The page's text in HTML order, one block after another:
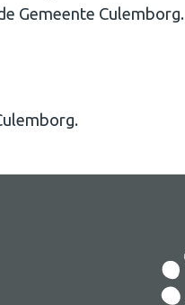
Gemeente Culemborg.